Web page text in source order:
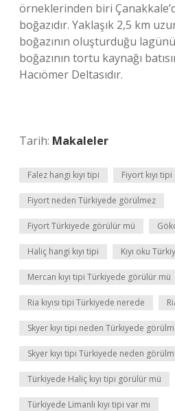
örneklerinden biri
boğazıdır. Yaklaşık 2,5 km
boğazının oluşturduğu
boğazının tortu kaynağı
Hacıömer Deltasıdır.
Tarih: Makaleler
Falez hangi kıyı tipi Fiyort kıyı
Fiyort neden Türkiyede görülmez
Fiyort Türkiyede görülür mü
Haliç hangi kıyı tipi Kıyı oku
Mercan kıyı tipi Türkiyede görülür mü
Ria kıyısı tipi Türkiyede nerede
Skyer kıyı tipi neden Türkiyede
Skyer kıyı tipi Türkiyede neden
Türkiyede Haliç kıyı tipi görülür mü
Türkiyede Limanlı kıyı tipi var mı